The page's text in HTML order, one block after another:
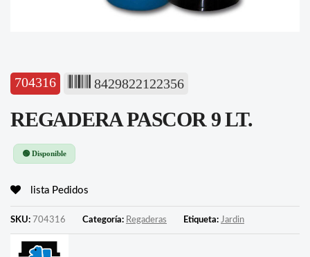
704316 8429822122356
REGADERA PASCOR 9 LT.
🟢 Disponible
lista Pedidos
SKU: 704316 Categoría: Regaderas Etiqueta: Jardin